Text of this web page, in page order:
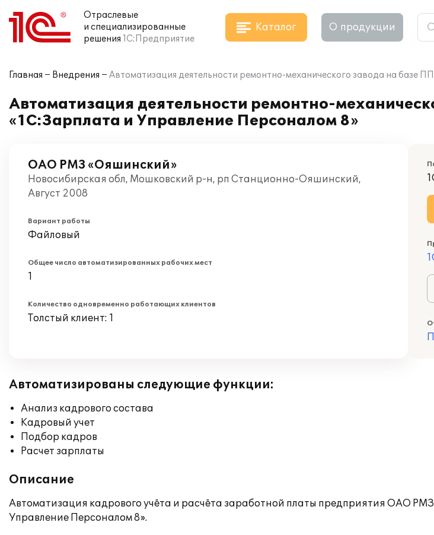
Отраслевые
и специализированные
решения 1С:Предприятие
Каталог О продукции
Главная Внедрения Автоматизация деятельности ремонтно-механического завода на базе
Автоматизация деятельности ремонтно-
«1С:Зарплата и Управление Персоналом 8»
ОАО РМЗ «Ояшинский»
Новосибирская обл, Мошковский р-н, рп Станционно-Ояшинский,
Август 2008
Вариант работы
Файловый
Общее число автоматизированных рабочих мест
1
Количество одновременно работающих клиентов
Толстый клиент: 1
Автоматизированы следующие функции:
Анализ кадрового состава
Кадровый учет
Подбор кадров
Расчет зарплаты
Описание
Автоматизация кадрового учёта и расчёта заработной платы предприятия ОАО
Управление Персоналом 8».